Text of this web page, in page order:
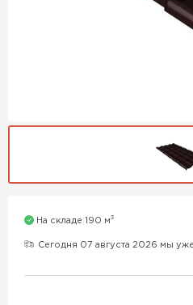
На складе 190 м3
Сегодня 07 августа 2026 мы